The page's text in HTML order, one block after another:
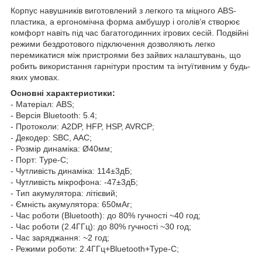
Корпус навушників виготовлений з легкого та міцного ABS-
пластика, а ергономічна форма амбушур і оголів’я створює
комфорт навіть під час багато­годинних ігрових сесій. Подвійні
режими бездротового підключення дозволяють легко
перемикатися між пристроями без зайвих налаштувань, що
робить використання гарнітури простим та інтуїтивним у будь-
яких умовах.
Основні характеристики:
- Матеріал: ABS;
- Версія Bluetooth: 5.4;
- Протоколи: A2DP, HFP, HSP, AVRCP;
- Декодер: SBC, AAC;
- Розмір динаміка: Ø40мм;
- Порт: Type-C;
- Чутливість динаміка: 114±3дБ;
- Чутливість мікрофона: -47±3дБ;
- Тип акумулятора: літієвий;
- Ємність акумулятора: 650мАг;
- Час роботи (Bluetooth): до 80% гучності ~40 год;
- Час роботи (2.4ГГц): до 80% гучності ~30 год;
- Час заряджання: ~2 год;
- Режими роботи: 2.4ГГц+Bluetooth+Type-C;